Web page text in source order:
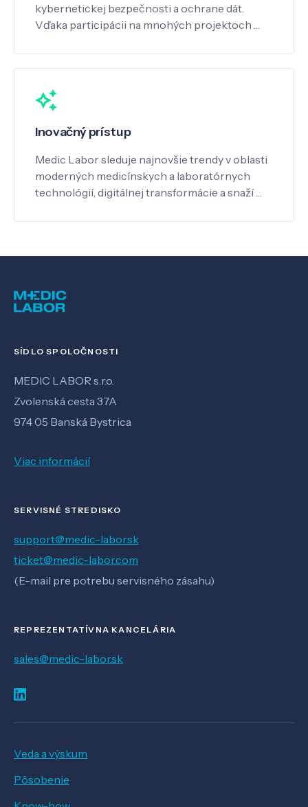
kybernetickej bezpečnosti a ochrane dát.
Vďaka participácii na mnohých projektoch …
Inovačný prístup
Medic Labor sleduje najnovšie trendy v oblasti
moderných medicínskych a laboratórnych
technológií, digitálnej transformácie a snaží …
SÍDLO SPOLOČNOSTI
MEDIC LABOR s.r.o.
Zvolenská cesta 37A
974 05 Banská Bystrica
Viac informácií
SERVISNÉ STREDISKO
support@medic-labor.sk
ticket@medic-labor.com
(E-mail pre potrebu servisného zásahu)
REPREZENTATÍVNA KANCELÁRIA
sales@medic-labor.sk
Veda a výskum
Pôsobenie